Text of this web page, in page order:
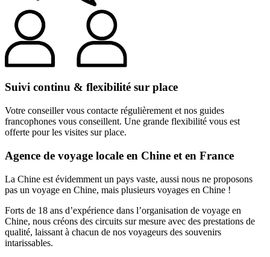
Suivi continu & flexibilité sur place
Votre conseiller vous contacte régulièrement et nos guides
francophones vous conseillent. Une grande flexibilité vous est
offerte pour les visites sur place.
Agence de voyage locale en Chine et en France
La Chine est évidemment un pays vaste, aussi nous ne proposons
pas un voyage en Chine, mais plusieurs voyages en Chine !
Forts de 18 ans d’expérience dans l’organisation de voyage en
Chine, nous créons des circuits sur mesure avec des prestations de
qualité, laissant à chacun de nos voyageurs des souvenirs
intarissables.